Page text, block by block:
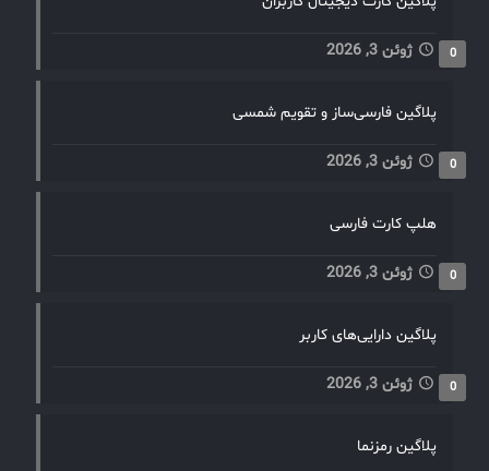
ژوئن 3, 2026 0
پلاگین فارسی‌ساز و تقویم شمسی
ژوئن 3, 2026 0
هلپ کارت فارسی
ژوئن 3, 2026 0
پلاگین دارایی‌های کاربر
ژوئن 3, 2026 0
پلاگین رمزنما